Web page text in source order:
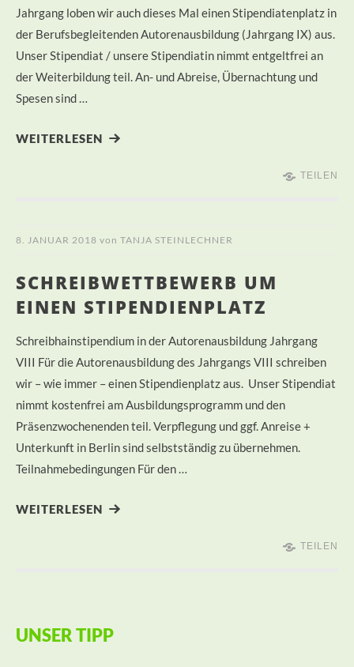
Jahrgang loben wir auch dieses Mal einen Stipendiatenplatz in
der Berufsbegleitenden Autorenausbildung (Jahrgang IX) aus.
Unser Stipendiat / unsere Stipendiatin nimmt entgeltfrei an
der Weiterbildung teil. An- und Abreise, Übernachtung und
Spesen sind …
WEITERLESEN
TEILEN
8. JANUAR 2018 von TANJA STEINLECHNER
SCHREIBWETTBEWERB UM
EINEN STIPENDIENPLATZ
Schreibhainstipendium in der Autorenausbildung Jahrgang
VIII Für die Autorenausbildung des Jahrgangs VIII schreiben
wir – wie immer – einen Stipendienplatz aus. Unser Stipendiat
nimmt kostenfrei am Ausbildungsprogramm und den
Präsenzwochenenden teil. Verpflegung und ggf. Anreise +
Unterkunft in Berlin sind selbstständig zu übernehmen.
Teilnahmebedingungen Für den …
WEITERLESEN
TEILEN
UNSER TIPP